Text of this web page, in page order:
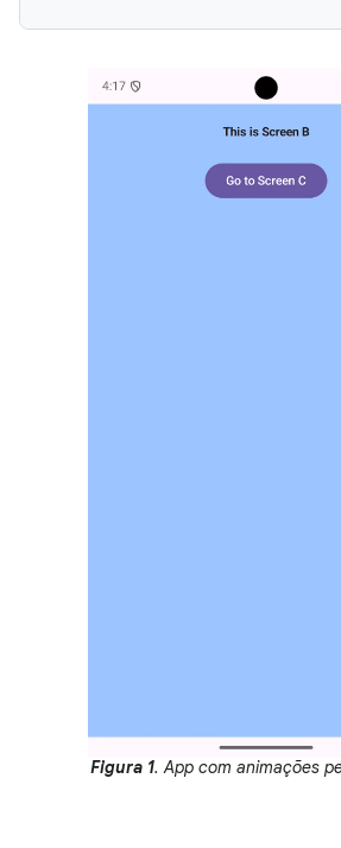
Figura 1. App com animações